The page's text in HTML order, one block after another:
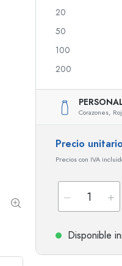
Dispensadores Airless
Botellas para gin
Botellas navideñas
Damajuanas
20
50
100
200
Corazones,
Precio
Precios con IVA
Disponible